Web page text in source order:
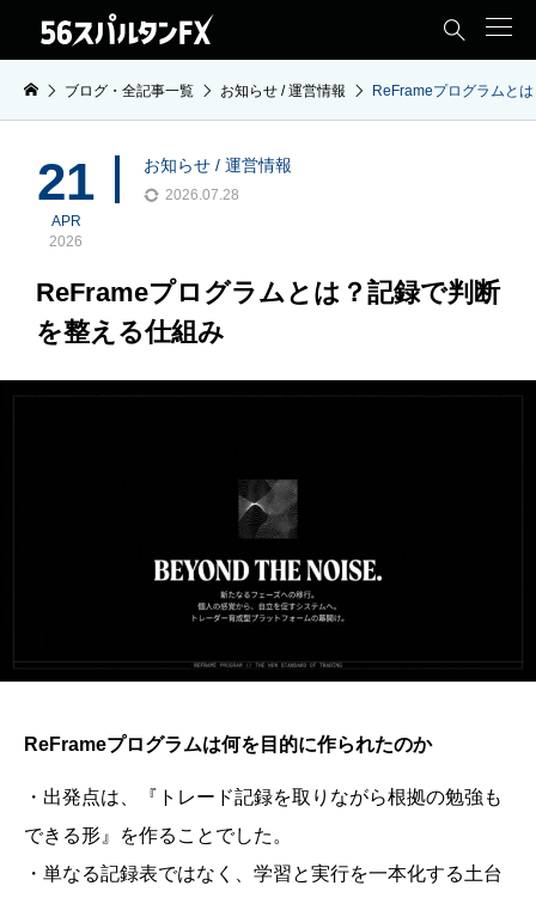

ブログ・全記事一覧 お知らせ / 運営情報 ReFrameプログラムと
21
APR
2026
お知らせ / 運営情報
2026.07.28
ReFrameプログラムとは？記録で判断
を整える仕組み
ReFrameプログラムは何を目的に作られたのか
・出発点は、『トレード記録を取りながら根拠の勉強も
できる形』を作ることでした。
・単なる記録表ではなく、学習と実行を一本化する土台